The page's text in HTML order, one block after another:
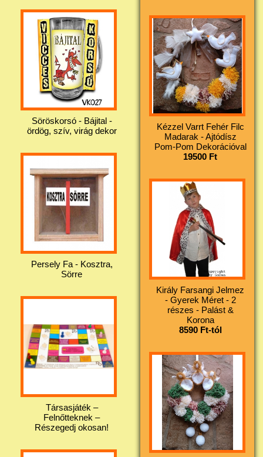
Söröskorsó - Bájital -
ördög, szív, virág dekor
Persely Fa - Kosztra,
Sörre
Társasjáték –
Felnőtteknek –
Részegedj okosan!
Kézzel Varrt Fehér Filc
Madarak - Ajtódísz
Pom-Pom Dekorációval
19500 Ft
Király Farsangi Jelmez
- Gyerek Méret - 2
részes - Palást &
Korona
8590 Ft-tól